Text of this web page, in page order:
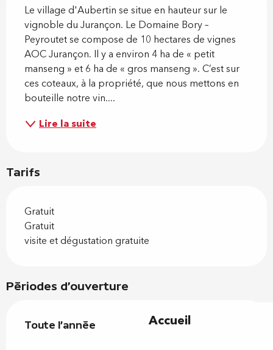
Accueil
Le village d'Aubertin se situe en hauteur sur le
vignoble du Jurançon. Le Domaine Bory –
Peyroutet se compose de 10 hectares de vignes
AOC Jurançon. Il y a environ 4 ha de « petit
manseng » et 6 ha de « gros manseng ». C’est sur
ces coteaux, à la propriété, que nous mettons en
bouteille notre vin....
Lire la suite
Tarifs
Gratuit
Gratuit
visite et dégustation gratuite
Périodes d'ouverture
Toute l'année
Toute l'année